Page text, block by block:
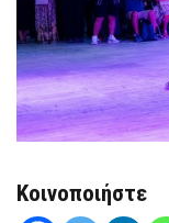
Κοινοποιήστε